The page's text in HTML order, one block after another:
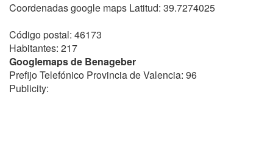
Coordenadas google maps Latitud: 39.7274025
Código postal: 46173
Habitantes: 217
Googlemaps de Benageber
Prefijo Telefónico Provincia de Valencia: 96
Publicity: